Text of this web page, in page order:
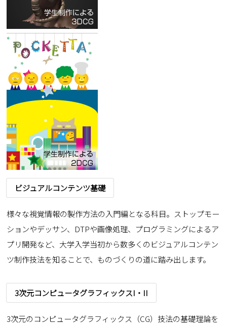
ビジュアルコンテンツ基礎
様々な視覚情報の製作方法の入門編となる科目。ストップモー
ションやデッサン、DTPや画像処理、プログラミングによるア
プリ開発など、大学入学当初から数多くのビジュアルコンテン
ツ制作技法を知ることで、ものづくりの道に踏み出します。
3次元コンピュータグラフィックスI・II
3次元のコンピュータグラフィックス（CG）技法の基礎理論を